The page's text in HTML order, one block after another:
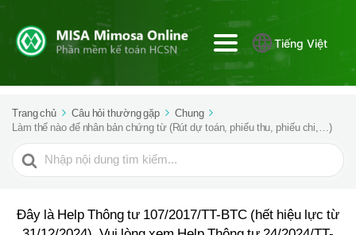
Tiếng Việt
Trang chủ Câu hỏi thường gặp
Chung
Làm thế nào để nhân bản chứng từ (Rút dự toán, phiếu thu, phiếu chi,…)
Tìm
kiếm
Đây là Help Thông tư 107/2017/TT-BTC (hết hiệu lực từ